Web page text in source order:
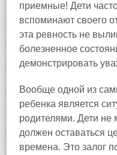
приемные! Дети
вспоминают своего
эта ревность не
болезненное
демонстрировать
Вообще одной из
ребенка является
родителями. Дети не
должен оставаться
времена. Это залог